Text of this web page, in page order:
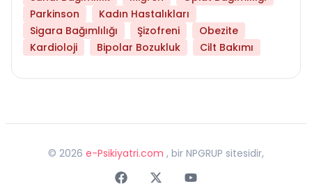
Parkinson
Kadın Hastalıkları
Sigara Bağımlılığı
Şizofreni
Obezite
Kardioloji
Bipolar Bozukluk Cilt Bakımı
© 2026 e-Psikiyatri.com , bir NPGRUP sitesidir,